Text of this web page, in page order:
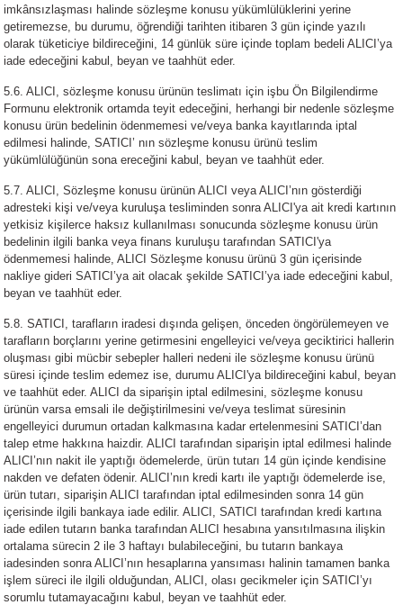
imkânsızlaşması halinde sözleşme konusu yükümlülüklerini yerine
getiremezse, bu durumu, öğrendiği tarihten itibaren 3 gün içinde yazılı
olarak tüketiciye bildireceğini, 14 günlük süre içinde toplam bedeli ALICI’ya
iade edeceğini kabul, beyan ve taahhüt eder.
5.6. ALICI, sözleşme konusu ürünün teslimatı için işbu Ön Bilgilendirme
Formunu elektronik ortamda teyit edeceğini, herhangi bir nedenle sözleşme
konusu ürün bedelinin ödenmemesi ve/veya banka kayıtlarında iptal
edilmesi halinde, SATICI’ nın sözleşme konusu ürünü teslim
yükümlülüğünün sona ereceğini kabul, beyan ve taahhüt eder.
5.7. ALICI, Sözleşme konusu ürünün ALICI veya ALICI’nın gösterdiği
adresteki kişi ve/veya kuruluşa tesliminden sonra ALICI'ya ait kredi kartının
yetkisiz kişilerce haksız kullanılması sonucunda sözleşme konusu ürün
bedelinin ilgili banka veya finans kuruluşu tarafından SATICI'ya
ödenmemesi halinde, ALICI Sözleşme konusu ürünü 3 gün içerisinde
nakliye gideri SATICI’ya ait olacak şekilde SATICI’ya iade edeceğini kabul,
beyan ve taahhüt eder.
5.8. SATICI, tarafların iradesi dışında gelişen, önceden öngörülemeyen ve
tarafların borçlarını yerine getirmesini engelleyici ve/veya geciktirici hallerin
oluşması gibi mücbir sebepler halleri nedeni ile sözleşme konusu ürünü
süresi içinde teslim edemez ise, durumu ALICI'ya bildireceğini kabul, beyan
ve taahhüt eder. ALICI da siparişin iptal edilmesini, sözleşme konusu
ürünün varsa emsali ile değiştirilmesini ve/veya teslimat süresinin
engelleyici durumun ortadan kalkmasına kadar ertelenmesini SATICI’dan
talep etme hakkına haizdir. ALICI tarafından siparişin iptal edilmesi halinde
ALICI’nın nakit ile yaptığı ödemelerde, ürün tutarı 14 gün içinde kendisine
nakden ve defaten ödenir. ALICI’nın kredi kartı ile yaptığı ödemelerde ise,
ürün tutarı, siparişin ALICI tarafından iptal edilmesinden sonra 14 gün
içerisinde ilgili bankaya iade edilir. ALICI, SATICI tarafından kredi kartına
iade edilen tutarın banka tarafından ALICI hesabına yansıtılmasına ilişkin
ortalama sürecin 2 ile 3 haftayı bulabileceğini, bu tutarın bankaya
iadesinden sonra ALICI’nın hesaplarına yansıması halinin tamamen banka
işlem süreci ile ilgili olduğundan, ALICI, olası gecikmeler için SATICI’yı
sorumlu tutamayacağını kabul, beyan ve taahhüt eder.